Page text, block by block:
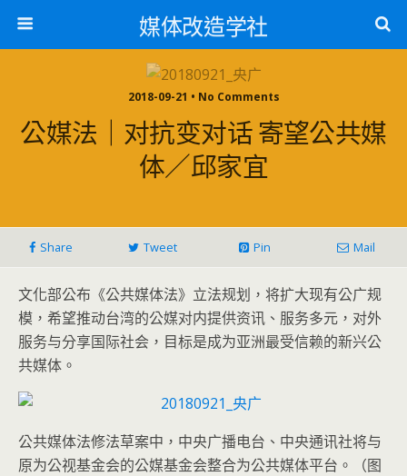
媒体改造学社
2018-09-21 • No Comments
公媒法｜对抗变对话 寄望公共媒
体／邱家宜
Share Tweet Pin Mail
文化部公布《公共媒体法》立法规划，将扩大现有公广规
模，希望推动台湾的公媒对内提供资讯、服务多元，对外
服务与分享国际社会，目标是成为亚洲最受信赖的新兴公
共媒体。
公共媒体法修法草案中，中央广播电台、中央通讯社将与
原为公视基金会的公媒基金会整合为公共媒体平台。（图